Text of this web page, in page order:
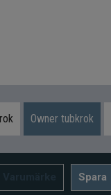
Owner tubkrok
Spara